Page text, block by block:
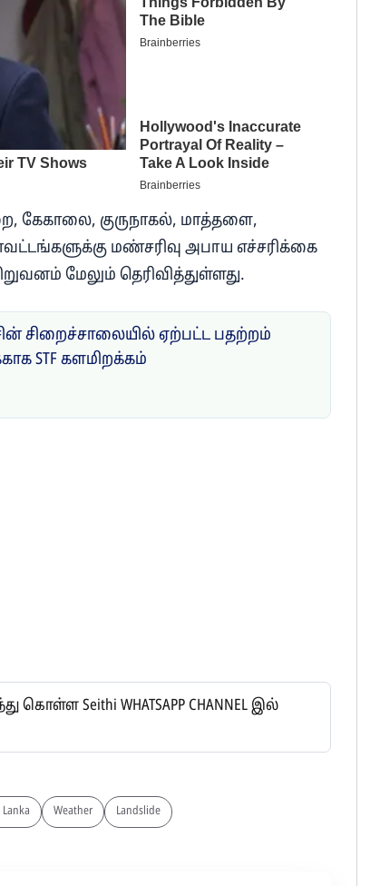
கேகாலை, குருநாகல், மாத்தளை,
மண்சரிவு அபாய எச்சரிக்கை
மேலும் தெரிவித்துள்ளது.
சிறைச்சாலையில் ஏற்பட்ட பதற்றம்
STF களமிறக்கம்
Seithi WHATSAPP CHANNEL இல்
Weather Landslide